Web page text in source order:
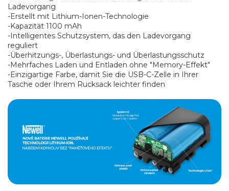
Ladevorgang
-Erstellt mit Lithium-Ionen-Technologie
-Kapazität 1100 mAh
-Intelligentes Schutzsystem, das den Ladevorgang
reguliert
-Überhitzungs-, Überlastungs- und Überlastungsschutz
-Mehrfaches Laden und Entladen ohne "Memory-Effekt"
-Einzigartige Farbe, damit Sie die USB-C-Zelle in Ihrer
Tasche oder Ihrem Rucksack leichter finden